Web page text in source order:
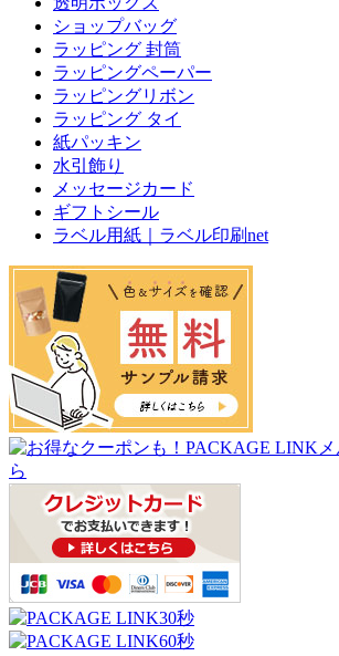
ショップバッグ
ラッピング 封筒
ラッピングペーパー
ラッピングリボン
ラッピング タイ
紙パッキン
水引飾り
メッセージカード
ギフトシール
ラベル用紙｜ラベル印刷net